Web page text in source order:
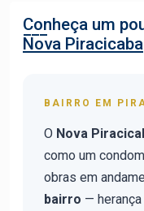
Conheça um
Nova Piracicaba
BAIRRO EM
O Nova
como um
obras em
bairro —